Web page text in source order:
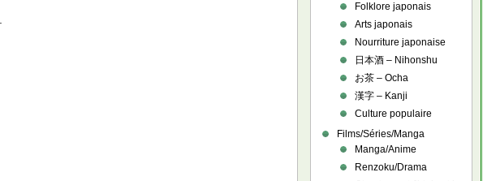
Folklore japonais
Arts japonais
Nourriture japonaise
日本酒 – Nihonshu
お茶 – Ocha
漢字 – Kanji
Culture populaire
Films/Séries/Manga
Manga/Anime
Renzoku/Drama